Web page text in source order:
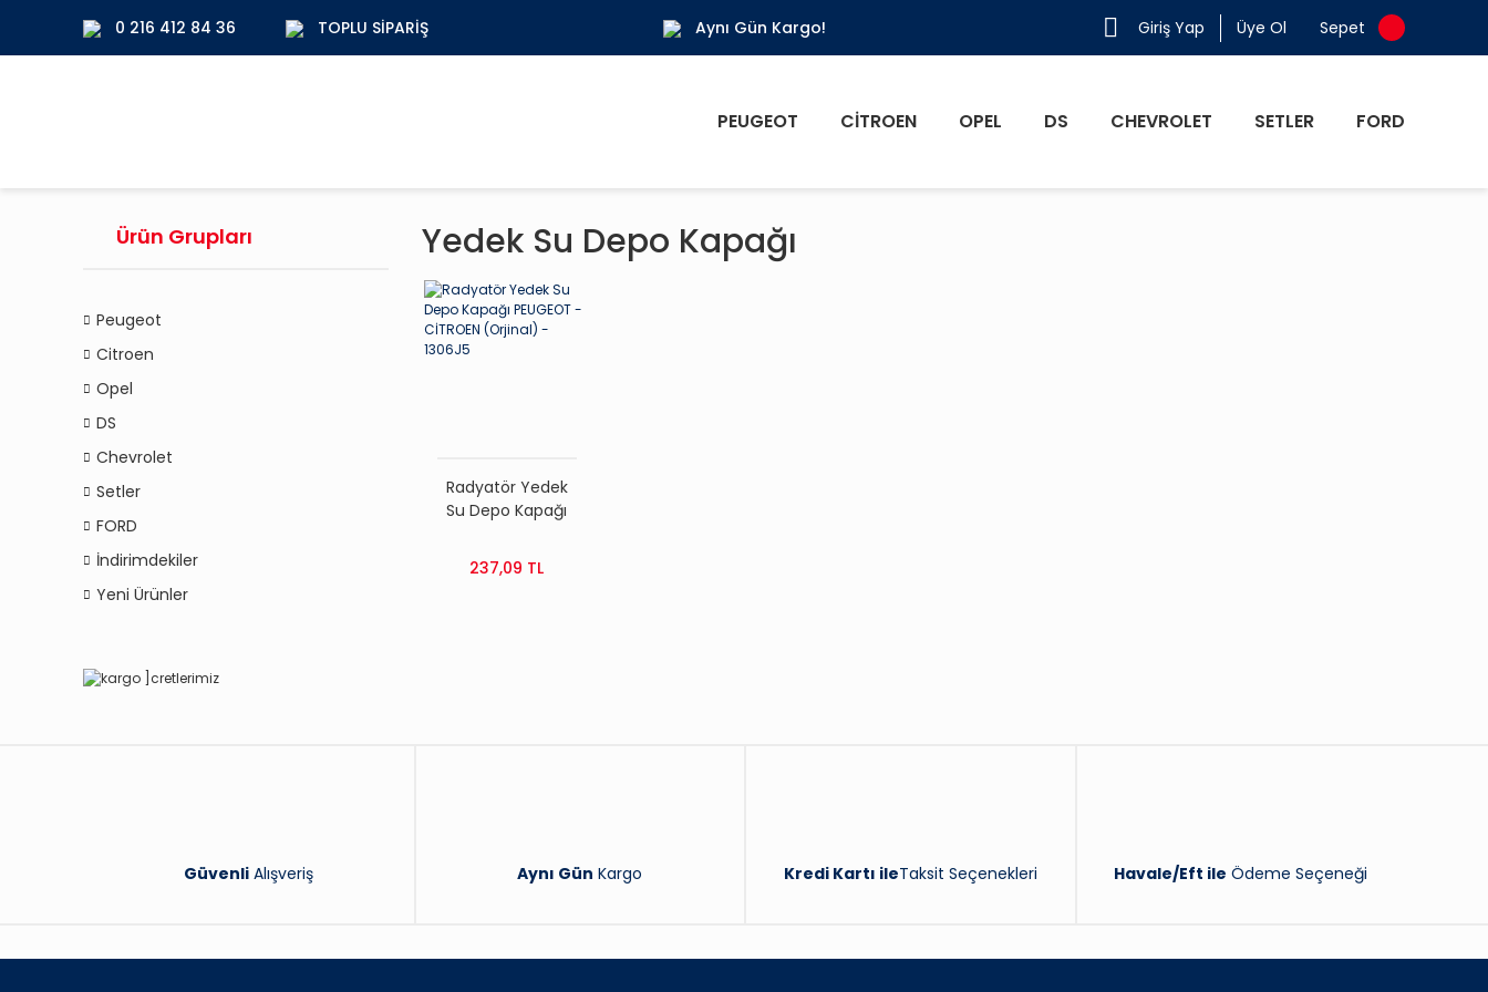
0 216 412 84 36 TOPLU SIPARIŞ Aynı Gün Kargo! Giriş Yap Üye Ol Sepet
PEUGEOT CITROEN OPEL DS CHEVROLET SETLER FORD
Ürün Grupları
Peugeot
Citroen
Opel
DS
Chevrolet
Setler
FORD
İndirimdekiler
Yeni Ürünler
Yedek Su Depo Kapağı
Radyatör Yedek
Su Depo Kapağı
CİTROEN (Orjinal)
- 1306J5
237,09 TL
GüvenliAlışveriş Aynı Gün Kargo Kredi Kartı ileTaksit Seçenekleri Havale/Eft ile Ödeme Seçeneği